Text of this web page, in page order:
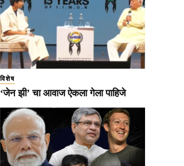
विशेष
‘जेन झी’ चा आवाज ऐकला गेला पाहिजे